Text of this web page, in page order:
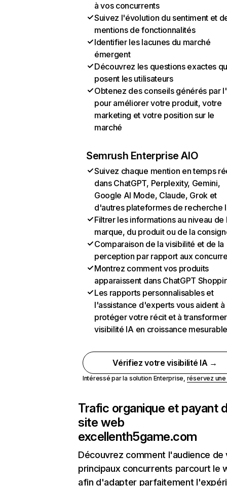
à vos concurrents
Suivez l'évolution du sentiment et
mentions de fonctionnalités
Identifier les lacunes du marché
émergent
Découvrez les questions exactes
posent les utilisateurs
Obtenez des conseils générés par
pour améliorer votre produit, votre
marketing et votre position sur le
marché
Semrush Enterprise AIO
Suivez chaque mention en temps
dans ChatGPT, Perplexity, Gemini,
Google AI Mode, Claude, Grok et
d'autres plateformes de recherche
Filtrer les informations au niveau de
marque, du produit ou de la
Comparaison de la visibilité et de la
perception par rapport aux
Montrez comment vos produits
apparaissent dans ChatGPT
Les rapports personnalisables et
l'assistance d'experts vous aident à
protéger votre récit et à
visibilité IA en croissance
Vérifiez votre visibilité IA →
Intéressé par la solution Enterprise, réservez
Trafic organique et payant
site web
excellenth5game.com
Découvrez comment l'audience de
principaux concurrents parcourt le
afin d'adapter parfaitement